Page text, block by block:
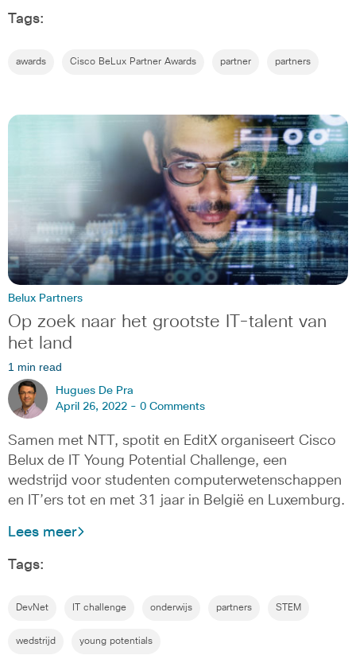
Tags:
awards Cisco BeLux Partner Awards partner partners
Belux Partners
Op zoek naar het grootste IT-talent van
het land
1 min read
Hugues De Pra
April 26, 2022 - 0 Comments
Samen met NTT, spotit en EditX organiseert Cisco
Belux de IT Young Potential Challenge, een
wedstrijd voor studenten computerwetenschappen
en IT’ers tot en met 31 jaar in België en Luxemburg.
Lees meer
Tags:
DevNet IT challenge onderwijs partners STEM
wedstrijd young potentials